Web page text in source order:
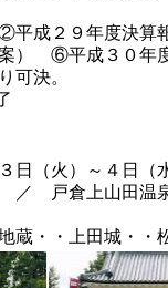
９年度決算報
⑥平成３０年度
決。
火）～４日（
戸倉上山田温
・・上田城・・